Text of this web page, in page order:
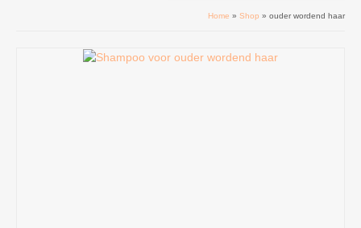
Home » Shop » ouder wordend haar